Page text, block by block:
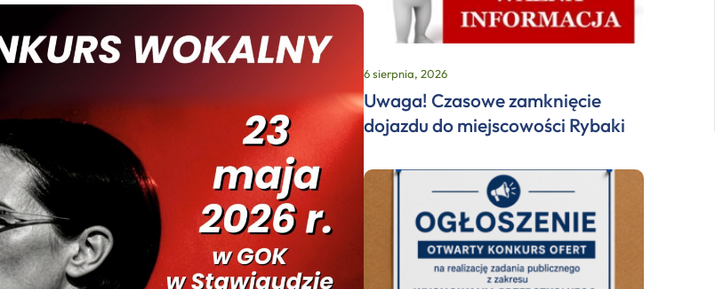
6 sierpnia, 2026
Uwaga! Czasowe zamknięcie
dojazdu do miejscowości Rybaki